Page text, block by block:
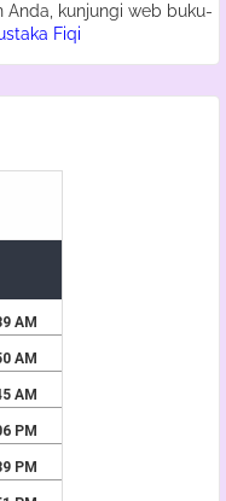
kunjungi web buku-
Fiqi